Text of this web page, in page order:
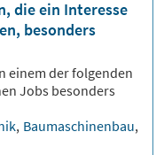
die ein Interesse
besonders
einem der folgenden
Jobs besonders
, Baumaschinenbau,